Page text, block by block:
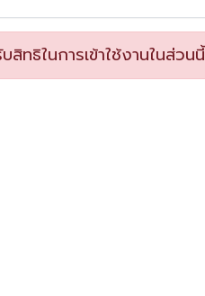
ทธิในการเข้าใช้งานในส่วนนี้